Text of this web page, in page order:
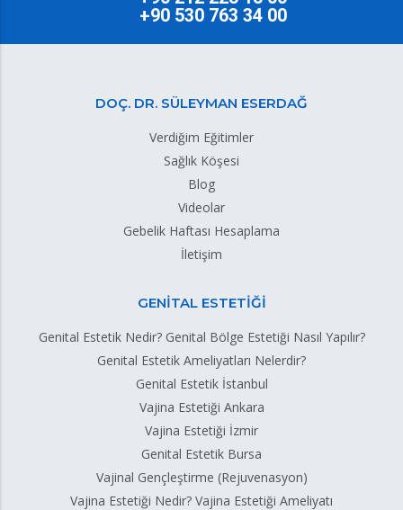
+90 530 763 34 00
DOÇ. DR. SÜLEYMAN ESERDAĞ
Verdiğim Eğitimler
Sağlık Köşesi
Blog
Videolar
Gebelik Haftası Hesaplama
İletişim
GENİTAL ESTETİĞİ
Genital Estetik Nedir? Genital Bölge Estetiği Nasıl Yapılır?
Genital Estetik Ameliyatları Nelerdir?
Genital Estetik İstanbul
Vajina Estetiği Ankara
Vajina Estetiği İzmir
Genital Estetik Bursa
Vajinal Gençleştirme (Rejuvenasyon)
Vajina Estetiği Nedir? Vajina Estetiği Ameliyatı